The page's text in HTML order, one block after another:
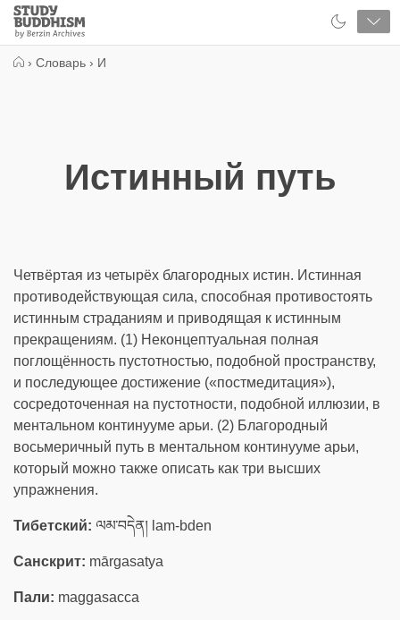
Close
Study
Buddhism
› Словарь › И
Истинный путь
Четвёртая из четырёх благородных истин. Истинная
противодействующая сила, способная противостоять
истинным страданиям и приводящая к истинным
прекращениям. (1) Неконцептуальная полная
поглощённость пустотностью, подобной пространству,
и последующее достижение («постмедитация»),
сосредоточенная на пустотности, подобной иллюзии, в
ментальном континууме арьи. (2) Благородный
восьмеричный путь в ментальном континууме арьи,
который можно также описать как три высших
упражнения.
Тибетский: ལམ་བདེན། lam-bden
Санскрит: mārgasatya
Пали: maggasacca